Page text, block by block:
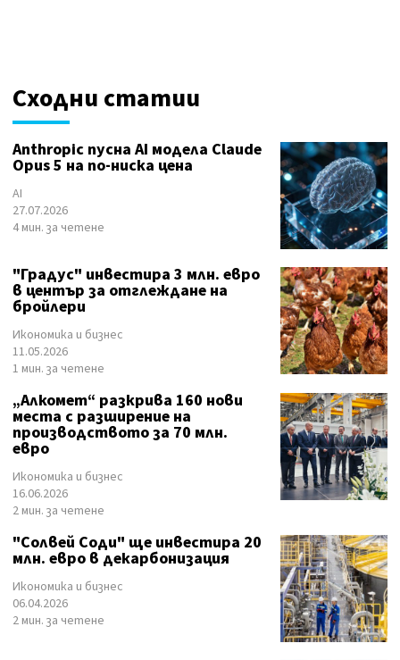
Сходни статии
Anthropic пусна AI модела Claude
Opus 5 на по-ниска цена
AI
27.07.2026
4 мин. за четене
"Градус" инвестира 3 млн. евро
в център за отглеждане на
бройлери
Икономика и бизнес
11.05.2026
1 мин. за четене
„Алкомет“ разкрива 160 нови
места с разширение на
производството за 70 млн.
евро
Икономика и бизнес
16.06.2026
2 мин. за четене
"Солвей Соди" ще инвестира 20
млн. евро в декарбонизация
Икономика и бизнес
06.04.2026
2 мин. за четене